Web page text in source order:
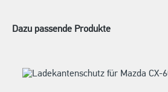
Dazu passende Produkte